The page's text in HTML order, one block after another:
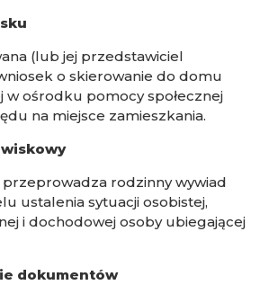
(lub jej przedstawiciel
o skierowanie do domu
w ośrodku pomocy społecznej
na miejsce zamieszkania.
przeprowadza rodzinny wywiad
ustalenia sytuacji osobistej,
i dochodowej osoby ubiegającej
dokumentów